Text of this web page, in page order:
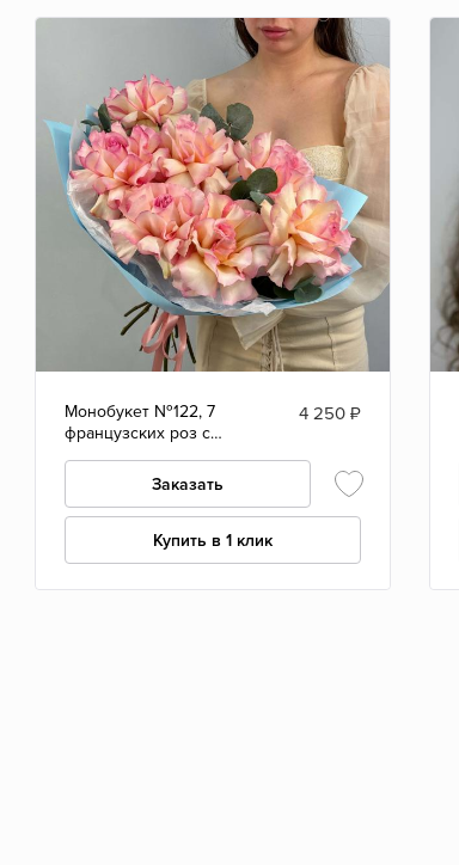
Монобукет №122, 7
французских роз с
4 250 ₽
Заказать
Купить в 1 клик